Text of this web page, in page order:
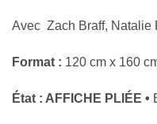
Avec Zach Braff, Natalie
Format : 120 cm x 160
État : AFFICHE PLIÉE •